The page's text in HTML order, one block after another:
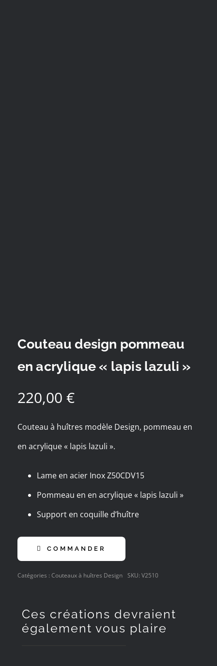
Couteau design pommeau
en acrylique « lapis lazuli »
220,00 €
Couteau à huîtres modèle Design, pommeau en
en acrylique « lapis lazuli ».
Lame en acier Inox Z50CDV15
Pommeau en en acrylique « lapis lazuli »
Support en coquille d’huître
COMMANDER
Catégories : Couteaux à huîtres Design SKU: V2510
Ces créations devraient
également vous plaire